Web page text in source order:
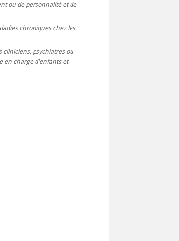
ou de personnalité et de
chroniques chez les
cliniciens, psychiatres ou
en charge d'enfants et